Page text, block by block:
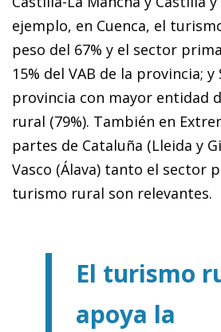
ejemplo, en Cuenca, el
peso del 67% y el sector
15% del VAB de la provincia; y
provincia con mayor entidad
rural (79%). También en
partes de Cataluña (Lleida y
Vasco (Álava) tanto el sector
turismo rural son relevantes.
El turismo
apoya la